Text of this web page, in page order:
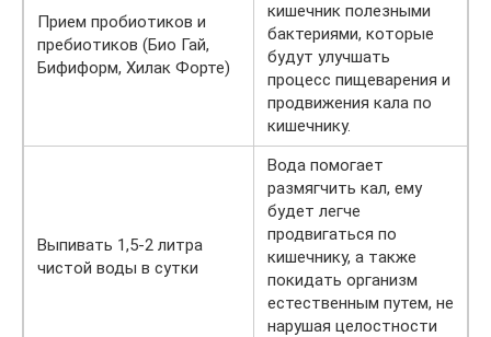
Прием пробиотиков и
пребиотиков (Био Гай,
Бифиформ, Хилак Форте)
кишечник полезными
бактериями, которые
будут улучшать
процесс пищеварения и
продвижения кала по
кишечнику.
Выпивать 1,5-2 литра
чистой воды в сутки
Вода помогает
размягчить кал, ему
будет легче
продвигаться по
кишечнику, а также
покидать организм
естественным путем, не
нарушая целостности